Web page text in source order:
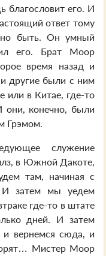
благословит его. И
ответ тому
быть. Он умный
его. Брат Моор
время назад и
другие были с ним
или в Китае, где-то
они, конечно, были
Грэмом.
служение
в Южной Дакоте,
там, начиная с
И затем мы уедем
где-то в штате
дней. И затем
и вернемся сюда, и
Мистер Моор